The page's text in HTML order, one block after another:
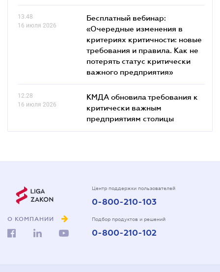
13.48
16 июля 2026
Бесплатный вебинар:
«Очередные изменения в
критериях критичности: новые
требования и правила. Как не
потерять статус критически
важного предприятия»
12.28
16 июля 2026
КМДА обновила требования к
критически важным
предприятиям столицы
О КОМПАНИИ
Центр поддержки пользователей
0-800-210-103
Подбор продуктов и решений
0-800-210-102